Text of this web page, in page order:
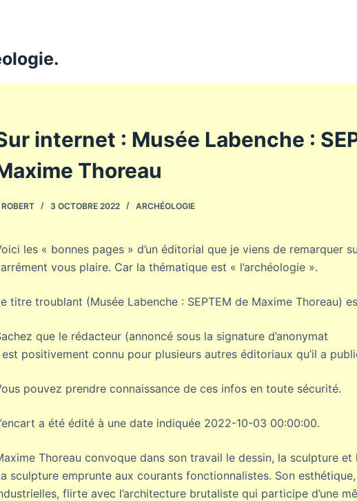
internet : Musée Labenche :
Thoreau
ROBERT 3 OCTOBRE 2022 ARCHÉOLOGIE
les « bonnes pages » d’un éditorial que je viens de remarquer
vous plaire. Car la thématique est « l’archéologie ».
titre troublant (Musée Labenche : SEPTEM de Maxime Thoreau)
que le rédacteur (annoncé sous la signature d’anonymat
est positivement connu pour plusieurs autres éditoriaux qu’il a
pouvez prendre connaissance de ces infos en toute sécurité.
a été édité à une date indiquée 2022-10-03 00:00:00.
Thoreau convoque dans son travail le dessin, la sculpture et
sculpture emprunte aux courants fonctionnalistes. Son
flirte avec l’architecture brutaliste qui participe d’une